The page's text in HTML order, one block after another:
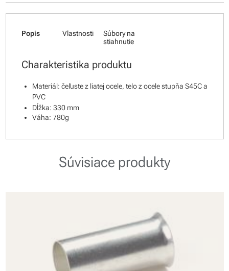
Popis Vlastnosti
Súbory na
stiahnutie
Charakteristika produktu
Materiál: čeľuste z liatej ocele, telo z ocele stupňa S45C a
PVC
Dĺžka: 330 mm
Váha: 780g
Súvisiace produkty